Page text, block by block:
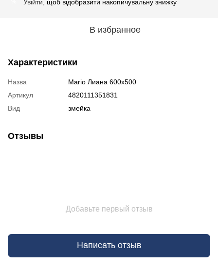
Увійти , щоб відобразити накопичувальну знижку
В избранное
Характеристики
Назва
Mario Лиана 600x500
Артикул
4820111351831
Вид
змейка
Отзывы
Добавьте первый отзыв
Написать отзыв